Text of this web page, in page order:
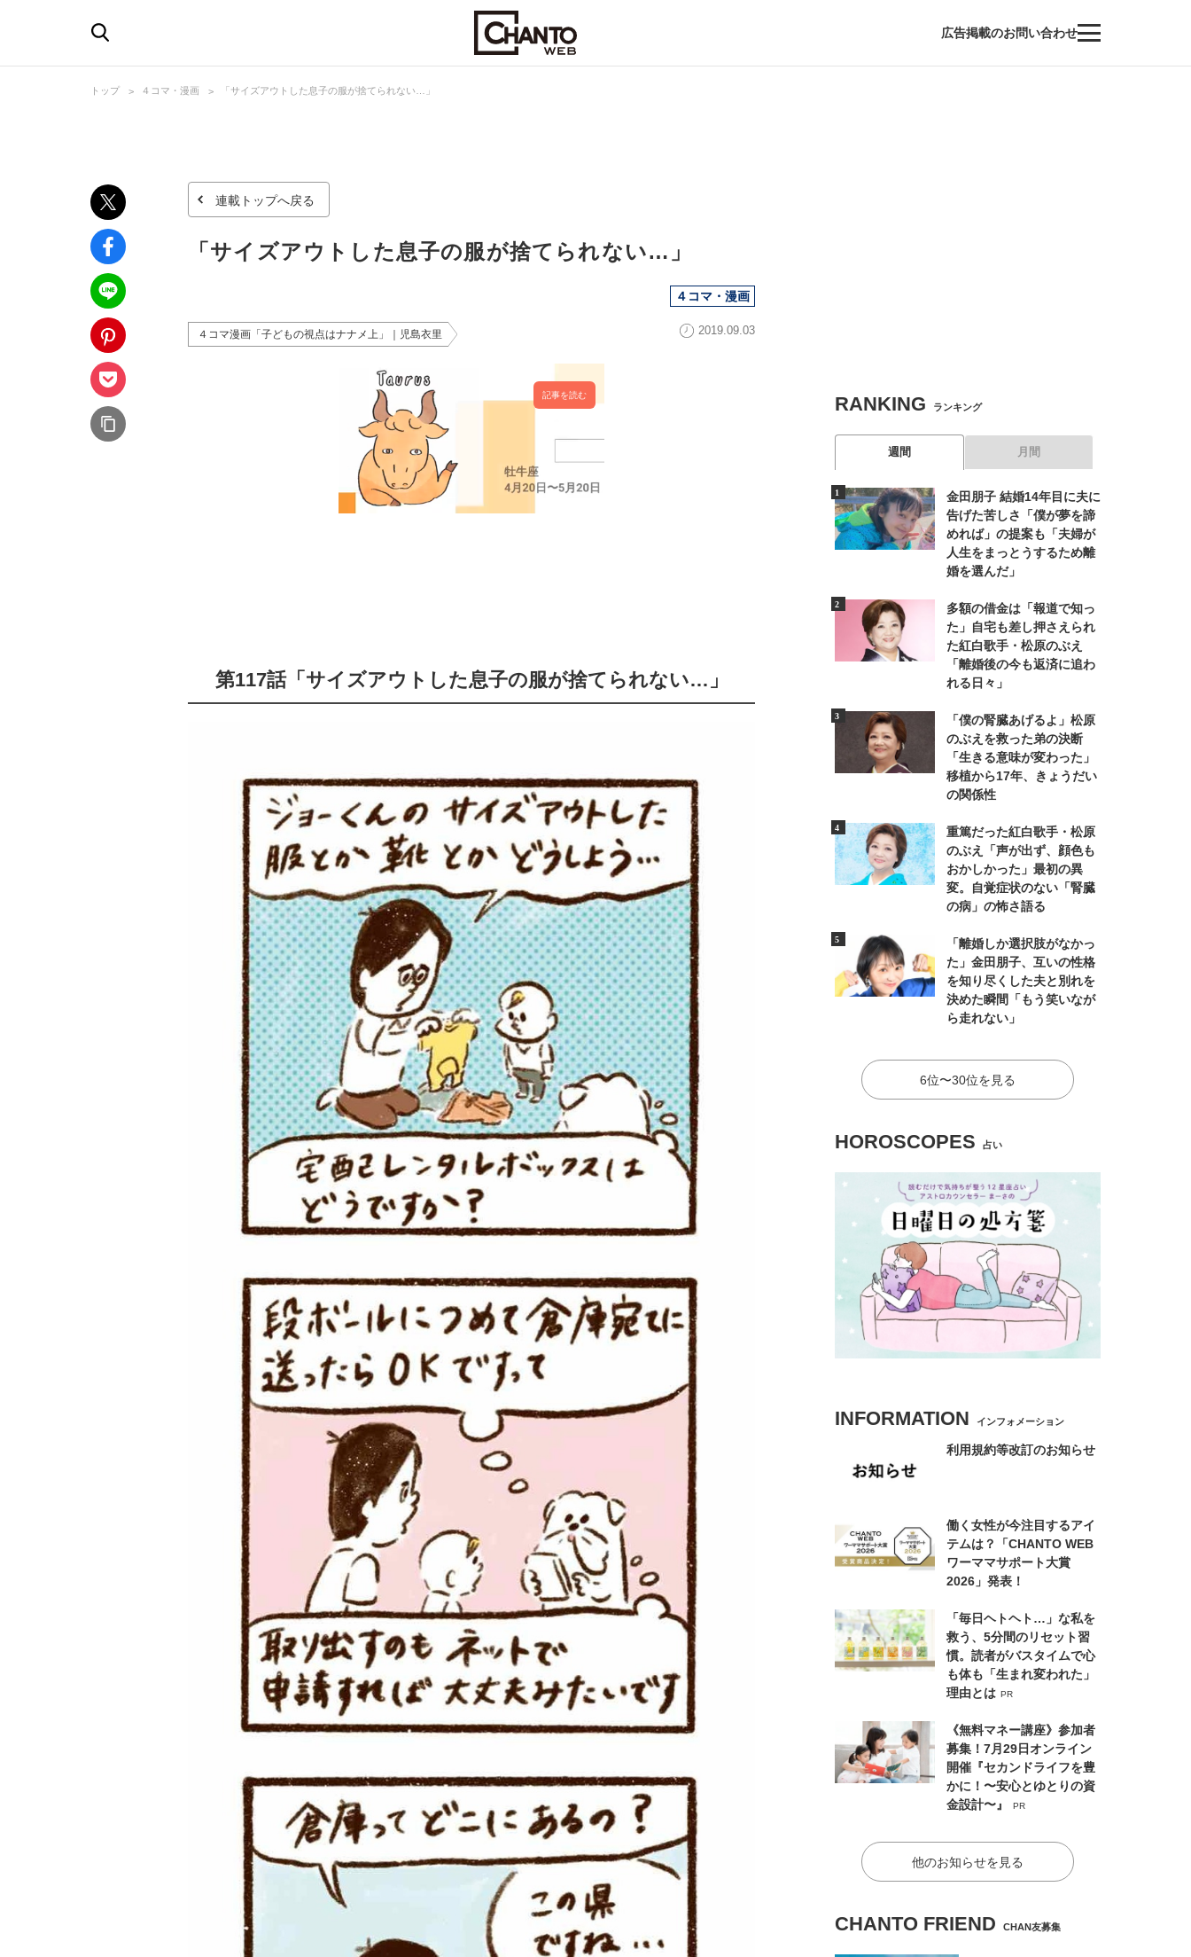
広告掲載のお問い合わせ
トップ ４コマ・漫画 「サイズアウトした息子の服が捨てられない…」
連載トップへ戻る
「サイズアウトした息子の服が捨てられない…」
４コマ・漫画
４コマ漫画「子どもの視点はナナメ上」｜児島衣里 2019.09.03
記事を読む
第117話「サイズアウトした息子の服が捨てられない…」
RANKING ランキング
週間 月間
金田朋子 結婚14年目に夫に
告げた苦しさ「僕が夢を諦
めれば」の提案も「夫婦が
人生をまっとうするため離
婚を選んだ」
多額の借金は「報道で知っ
た」自宅も差し押さえられ
た紅白歌手・松原のぶえ
「離婚後の今も返済に追わ
れる日々」
「僕の腎臓あげるよ」松原
のぶえを救った弟の決断
「生きる意味が変わった」
移植から17年、きょうだい
の関係性
重篤だった紅白歌手・松原
のぶえ「声が出ず、顔色も
おかしかった」最初の異
変。自覚症状のない「腎臓
の病」の怖さ語る
「離婚しか選択肢がなかっ
た」金田朋子、互いの性格
を知り尽くした夫と別れを
決めた瞬間「もう笑いなが
ら走れない」
6位〜30位を見る
HOROSCOPES 占い
INFORMATION インフォメーション
利用規約等改訂のお知らせ
働く女性が今注目するアイ
テムは？「CHANTO WEB
ワーママサポート大賞
2026」発表！
「毎日ヘトヘト…」な私を
救う、5分間のリセット習
慣。読者がバスタイムで心
も体も「生まれ変われた」
理由とは PR
《無料マネー講座》参加者
募集！7月29日オンライン
開催『セカンドライフを豊
かに！〜安心とゆとりの資
金設計〜』
PR
他のお知らせを見る
CHANTO FRIEND CHAN友募集